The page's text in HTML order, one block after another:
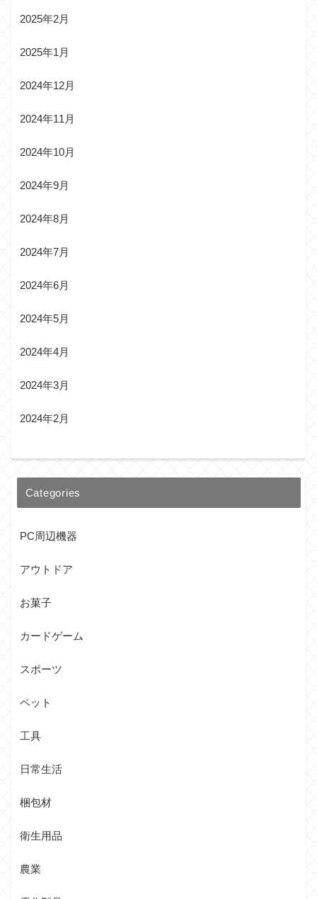
2025年2月
2025年1月
2024年12月
2024年11月
2024年10月
2024年9月
2024年8月
2024年7月
2024年6月
2024年5月
2024年4月
2024年3月
2024年2月
Categories
PC周辺機器
アウトドア
お菓子
カードゲーム
スポーツ
ペット
工具
日常生活
梱包材
衛生用品
農業